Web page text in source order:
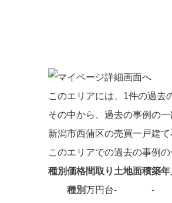
このエリアには、 1件の過去
その中から、過去の事例の一
新潟市西蒲区の売買一戸建て
このエリアでの過去の事例の
種別価格間取り 土地面積築年
種別万円台- -